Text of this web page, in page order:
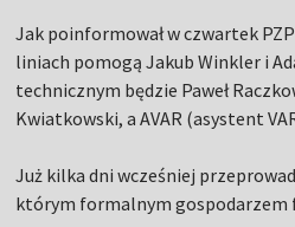
Jak poinformował w czwartek
liniach pomogą Jakub Winkler i
technicznym będzie Paweł
Kwiatkowski, a AVAR (asystent
Już kilka dni wcześniej
którym formalnym gospodarzem